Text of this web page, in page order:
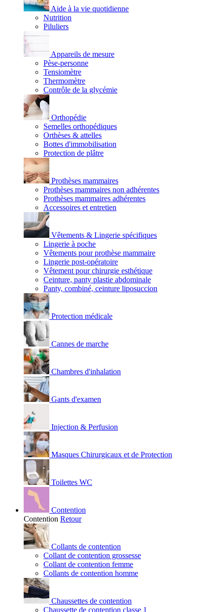
Aide à la vie quotidienne
Nutrition
Piluliers
Appareils de mesure
Pèse-personne
Tensiomètre
Thermomètre
Contrôle de la glycémie
Orthopédie
Semelles orthopédiques
Orthèses & attelles
Bottes d'immobilisation
Protection de plâtre
Prothèses mammaires
Prothèses mammaires non adhérentes
Prothèses mammaires adhérentes
Accessoires et entretien
Vêtements & Lingerie spécifiques
Lingerie à poche
Vêtements pour prothèse mammaire
Lingerie post-opératoire
Vêtement pour chirurgie esthétique
Ceinture, panty plastie abdominale
Panty, combiné, ceinture liposuccion
Protection médicale
Cannes de marche
Chambres d'inhalation
Gants d'examen
Injection & Perfusion
Masques Chirurgicaux et de Protection
Toilettes WC
Contention
Contention Retour
Collants de contention
Collant de contention grossesse
Collant de contention femme
Collants de contention homme
Chaussettes de contention
Chaussette de contention classe 1